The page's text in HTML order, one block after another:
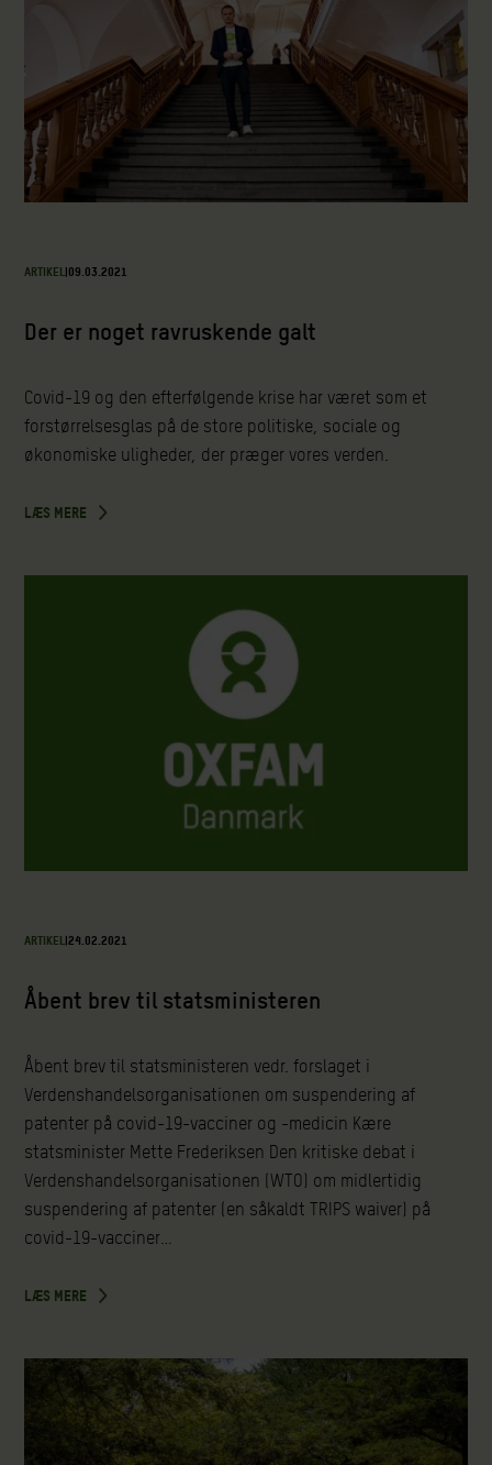
ARTIKEL |09.03.2021
Der er noget ravruskende galt
Covid-19 og den efterfølgende krise har været som et
forstørrelsesglas på de store politiske, sociale og
økonomiske uligheder, der præger vores verden.
LÆS MERE
ARTIKEL|24.02.2021
Åbent brev til statsministeren
Åbent brev til statsministeren vedr. forslaget i
Verdenshandelsorganisationen om suspendering af
patenter på covid-19-vacciner og -medicin Kære
statsminister Mette Frederiksen Den kritiske debat i
Verdenshandelsorganisationen (WTO) om midlertidig
suspendering af patenter (en såkaldt TRIPS waiver) på
covid-19-vacciner…
LÆS MERE